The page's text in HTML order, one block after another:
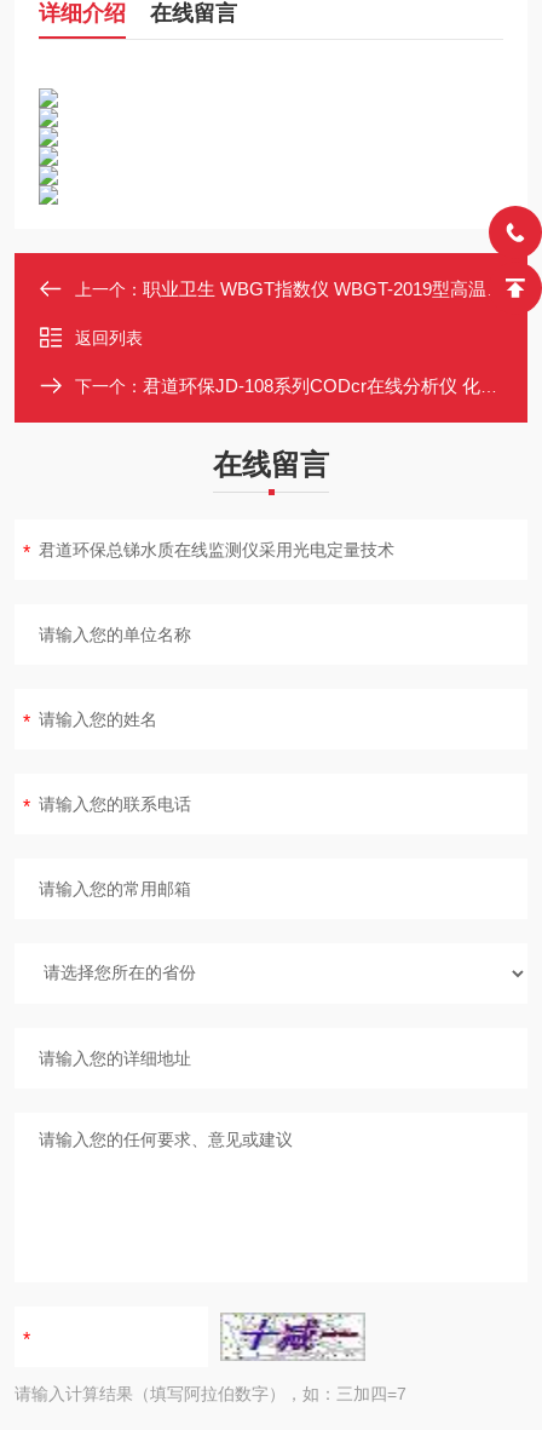
详细介绍 在线留言
上一个： 职业卫生 WBGT指数仪 WBGT-2019型高温环境监测仪 50/150mm黑球可选
返回列表
下一个： 君道环保JD-108系列CODcr在线分析仪 化学需氧量监测仪CEP认证
在线留言
请输入计算结果（填写阿拉伯数字），如：三加四=7